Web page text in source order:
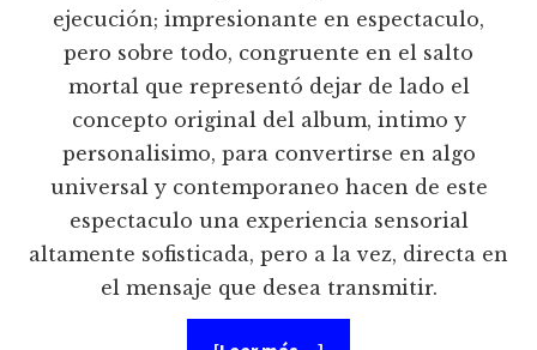
ejecución; impresionante en espectaculo,
pero sobre todo, congruente en el salto
mortal que representó dejar de lado el
concepto original del album, intimo y
personalisimo, para convertirse en algo
universal y contemporaneo hacen de este
espectaculo una experiencia sensorial
altamente sofisticada, pero a la vez, directa en
el mensaje que desea transmitir.